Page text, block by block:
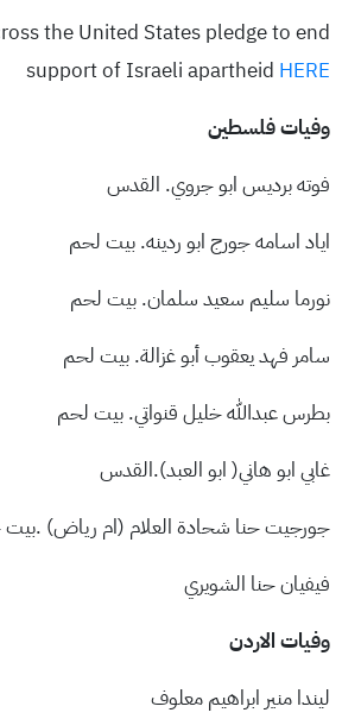
the United States pledge to end
support of Israeli apartheid HERE
وفيات فلسطين
فوته برديس ابو جروي. القدس
اياد اسامه جورج ابو ردينه. بيت لحم
نورما سليم سعيد سلمان. بيت لحم
سامر فهد يعقوب أبو غزالة. بيت لحم
بطرس عبدالله خليل قنواتي. بيت لحم
غابي ابو هاني( ابو العبد).القدس
جورجيت حنا شحادة العلام (ام رياض) .بيت
فيفيان حنا الشويري
وفيات الاردن
ليندا منير ابراهيم معلوف